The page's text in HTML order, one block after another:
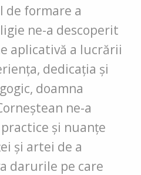
de formare a
ne-a descoperit
aplicativă a lucrării
dedicația și
doamna
ne-a
și nuanțe
și artei de a
darurile pe care